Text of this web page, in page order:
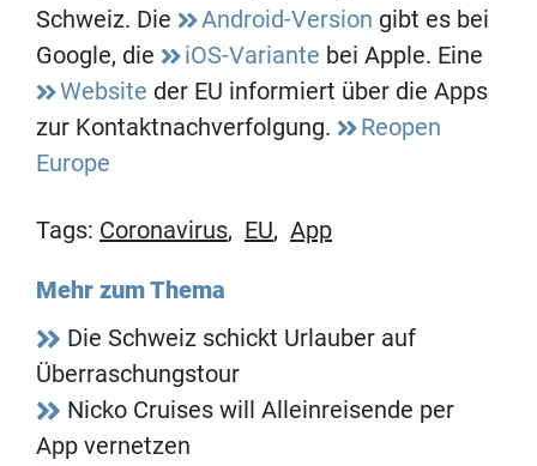
Schweiz. Die
Android-Version gibt es bei
Google, die
iOS-Variante bei Apple. Eine
Website der EU informiert über die Apps
zur Kontaktnachverfolgung.
Reopen
Europe
Tags: Coronavirus, EU, App
Mehr zum Thema
Die Schweiz schickt Urlauber auf
Überraschungstour
Nicko Cruises will Alleinreisende per
App vernetzen